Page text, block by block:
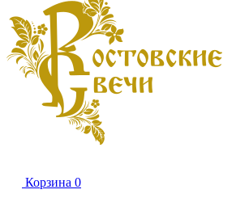
Корзина 0